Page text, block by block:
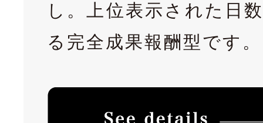
し。上位表示された日
る完全成果報酬型です。